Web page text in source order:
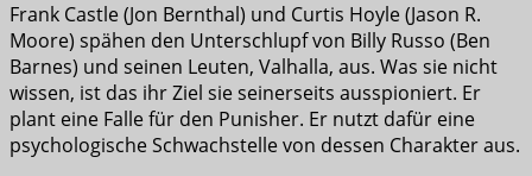
Frank Castle (Jon Bernthal) und Curtis Hoyle (Jason R.
Moore) spähen den Unterschlupf von Billy Russo (Ben
Barnes) und seinen Leuten, Valhalla, aus. Was sie nicht
wissen, ist das ihr Ziel sie seinerseits ausspioniert. Er
plant eine Falle für den Punisher. Er nutzt dafür eine
psychologische Schwachstelle von dessen Charakter aus.